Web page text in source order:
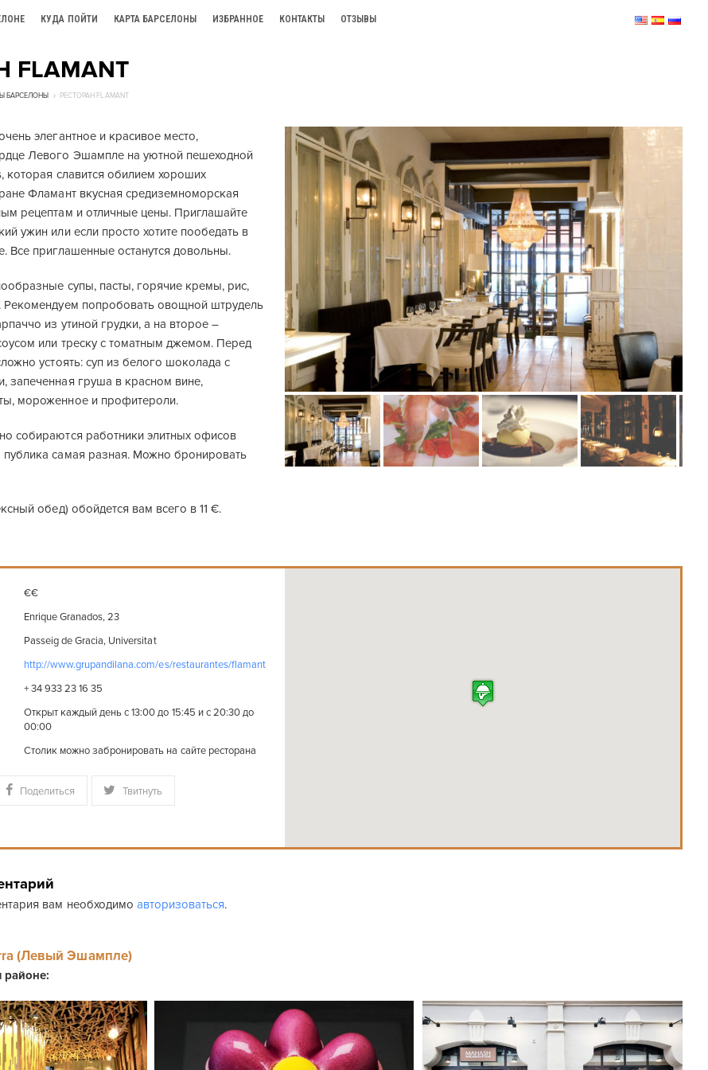
КУДА ПОЙТИ КАРТА БАРСЕЛОНЫ ИЗБРАННОЕ КОНТАКТЫ ОТЗЫВЫ
FLAMANT
БАРСЕЛОНЫ РЕСТОРАН FLAMANT
элегантное и красивое место,
Левого Эшампле на уютной пешеходной
которая славится обилием хороших
Фламант вкусная средиземноморская
рецептам и отличные цены. Приглашайте
ужин или если просто хотите пообедать в
Все приглашенные останутся довольны.
супы, пасты, горячие кремы, рис,
попробовать овощной штрудель
из утиной грудки, а на второе –
или треску с томатным джемом. Перед
устоять: суп из белого шоколада с
запеченная груша в красном вине,
мороженное и профитероли.
собираются работники элитных офисов
самая разная. Можно бронировать
обед) обойдется вам всего в 11 €.
€€
Enrique Granados, 23
Passeig de Gracia, Universitat
http://www.grupandilana.com/es/restaurantes/flamant
+ 34 933 23 16 35
Открыт каждый день с 13:00 до 15:45 и с 20:30 до
00:00
Столик можно забронировать на сайте ресторана
Поделиться Твитнуть
вам необходимо авторизоваться.
(Левый Эшампле)
районе: